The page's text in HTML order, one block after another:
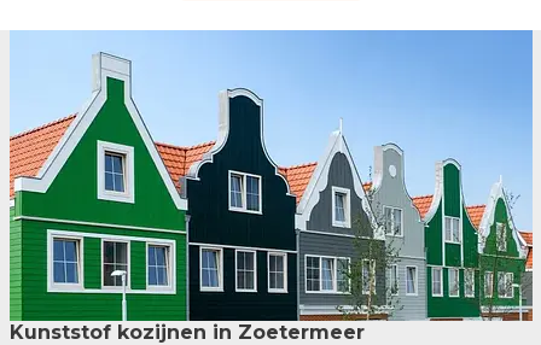
Kunststof kozijnen in Zoetermeer